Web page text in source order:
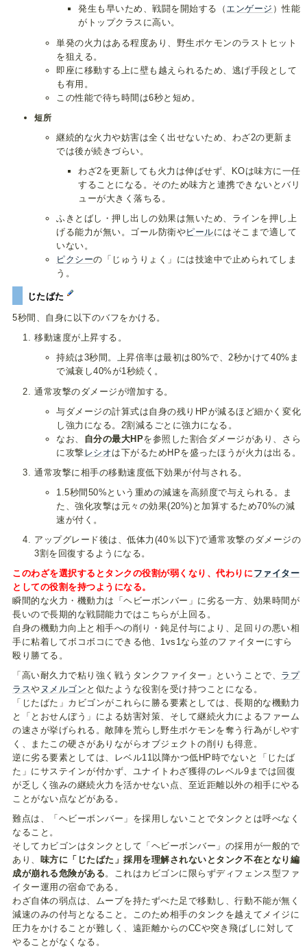
発生も早いため、戦闘を開始する（ エンゲージ ）性能
がトップクラスに高い。
単発の火力はある程度あり、野生ポケモンのラストヒット
を狙える。
即座に移動する上に壁も越えられるため、逃げ手段として
も有用。
この性能で待ち時間は6秒と短め。
短所
継続的な火力や妨害は全く出せないため、わざ2の更新ま
では後が続きづらい。
わざ2を更新しても火力は伸ばせず、KOは味方に一任
することになる。そのため味方と連携できないとバリ
ューが大きく落ちる。
ふきとばし・押し出しの効果は無いため、ラインを押し上
げる能力が無い。ゴール防衛やピールにはそこまで適して
いない。
ピクシーの「じゅうりょく」には技途中で止められてしま
う。
じたばた
5秒間、自身に以下のバフをかける。
移動速度が上昇する。
持続は3秒間。上昇倍率は最初は80%で、2秒かけて40%ま
で減衰し40%が1秒続く。
通常攻撃のダメージが増加する。
与ダメージの計算式は自身の残りHPが減るほど細かく変化
し強力になる。2割減るごとに強力になる。
なお、 自分の最大HPを参照した割合ダメージがあり、さら
に攻撃 レシオは下がるためHPを盛ったほうが火力は出る。
通常攻撃に相手の移動速度低下効果が付与される。
1.5秒間50%という重めの減速を高頻度で与えられる。ま
た、強化攻撃は元々の効果(20%)と加算するため70%の減
速が付く。
アップグレード後は、低体力(40％以下)で通常攻撃のダメージの
3割を回復するようになる。
このわざを選択するとタンクの役割が弱くなり、代わりにファイター
としての役割を持つようになる。
瞬間的な火力・機動力は「ヘビーボンバー」に劣る一方、効果時間が
長いので長期的な戦闘能力ではこちらが上回る。
自身の機動力向上と相手への削り・鈍足付与により、足回りの悪い相
手に粘着してボコボコにできる他、1vs1なら並のファイターにすら
殴り勝てる。
「高い耐久力で粘り強く戦うタンクファイター」ということで、 ラプ
ラスや ヌメルゴン と似たような役割を受け持つことになる。
「じたばた」カビゴンがこれらに勝る要素としては、長期的な機動力
と「とおせんぼう」による妨害対策、そして継続火力によるファーム
の速さが挙げられる。敵陣を荒らし野生ポケモンを奪う行為がしやす
く、またこの硬さがありながらオブジェクトの削りも得意。
逆に劣る要素としては、レベル11以降かつ低HP時でないと「じたば
た」にサステインが付かず、ユナイトわざ獲得のレベル9までは回復
が乏しく強みの継続火力を活かせない点、至近距離以外の相手にやる
ことがない点などがある。
難点は、「ヘビーボンバー」を採用しないことでタンクとは呼べなく
なること。
そしてカビゴンはタンクとして「ヘビーボンバー」の採用が一般的で
あり、 味方に「じたばた」採用を理解されないとタンク不在となり編
成が崩れる危険がある。これはカビゴンに限らずディフェンス型ファ
イター運用の宿命である。
わざ自体の弱点は、ムーブを持たずべた足で移動し、行動不能が無く
減速のみの付与となること。このため相手のタンクを越えてメイジに
圧力をかけることが難しく、遠距離からのCCや突き飛ばしに対して
やることがなくなる。